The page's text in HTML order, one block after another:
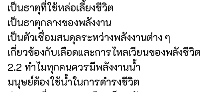
เป็นธาตุที่ใช้หล่อเลี้ยงชีวิต
เป็นธาตุกลางของพลังงาน
เป็นตัวเชื่อมสมดุลระหว่างพลังงานต่าง ๆ
เกี่ยวข้องกับเลือดและการไหลเวียนของพลังชีวิต
2.2 ทำไมทุกคนควรมีพลังงานน้ำ
มนุษย์ต้องใช้น้ำในการดำรงชีวิต